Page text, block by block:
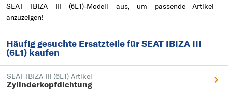
SEAT IBIZA III (6L1)-Modell aus, um passende Artikel
anzuzeigen!
Häufig gesuchte Ersatzteile für SEAT IBIZA III
(6L1) kaufen
SEAT IBIZA III (6L1) Artikel
Zylinderkopfdichtung